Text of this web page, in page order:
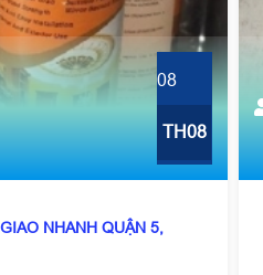
08
TH08
NHANH QUẬN 5,